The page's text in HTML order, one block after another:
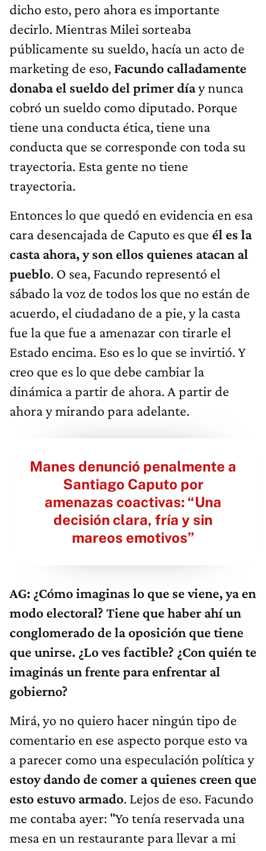
dicho esto, pero ahora es importante
decirlo. Mientras Milei sorteaba
públicamente su sueldo, hacía un acto de
marketing de eso, Facundo calladamente
donaba el sueldo del primer díay nunca
cobró un sueldo como diputado. Porque
tiene una conducta ética, tiene una
conducta que se corresponde con toda su
trayectoria. Esta gente no tiene
trayectoria.
Entonces lo que quedó en evidencia en esa
cara desencajada de Caputo es que él es la
casta ahora, y son ellos quienes atacan al
pueblo. O sea, Facundo representó el
sábado la voz de todos los que no están de
acuerdo, el ciudadano de a pie, y la casta
fue la que fue a amenazar con tirarle el
Estado encima. Eso es lo que se invirtió. Y
creo que es lo que debe cambiar la
dinámica a partir de ahora. A partir de
ahora y mirando para adelante.
Manes denunció penalmente a
Santiago Caputo por
amenazas coactivas: “Una
decisión clara, fría y sin
mareos emotivos”
AG: ¿Cómo imaginas lo que se viene, ya en
modo electoral? Tiene que haber ahí un
conglomerado de la oposición que tiene
que unirse. ¿Lo ves factible? ¿Con quién te
imaginás un frente para enfrentar al
gobierno?
Mirá, yo no quiero hacer ningún tipo de
comentario en ese aspecto porque esto va
a parecer como una especulación política y
estoy dando de comer a quienes creen que
esto estuvo armado. Lejos de eso. Facundo
me contaba ayer: "Yo tenía reservada una
mesa en un restaurante para llevar a mi